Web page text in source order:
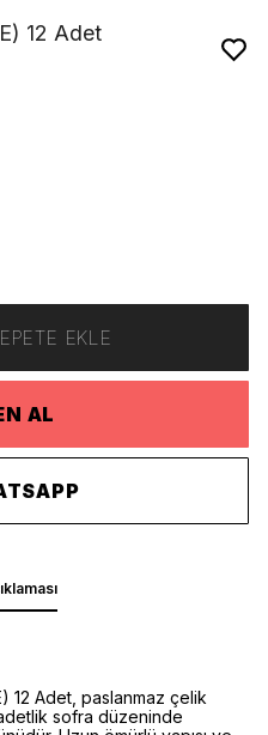
12 Adet
EKLE
AL
12 Adet, paslanmaz çelik
sofra düzeninde